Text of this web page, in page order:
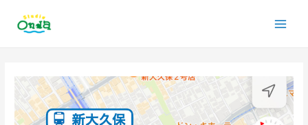
ナ
ビ
ゲ